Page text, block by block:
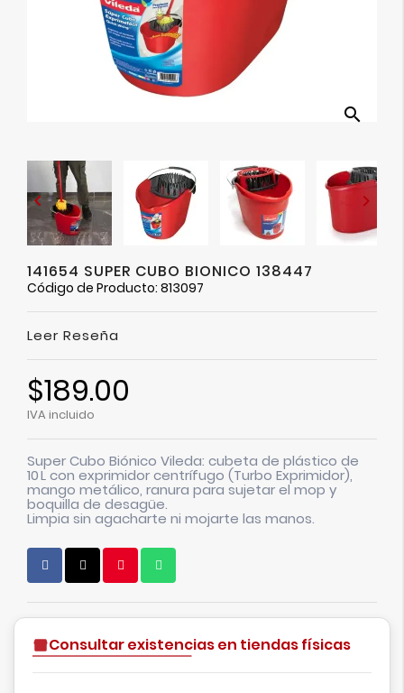
search
 
141654 SUPER CUBO BIONICO 138447
Código de Producto: 813097
Leer Reseña
$189.00
IVA incluido
Super Cubo Biónico Vileda: cubeta de plástico de
10 L con exprimidor centrífugo (Turbo Exprimidor),
mango metálico, ranura para sujetar el mop y
boquilla de desagüe.
Limpia sin agacharte ni mojarte las manos.
Consultar existencias en tiendas físicas